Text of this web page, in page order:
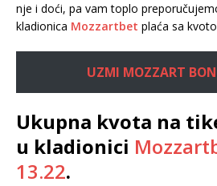
nje i doći, pa vam toplo
kladionica Mozzartbet plaća sa
UZMI MOZZART
Ukupna kvota na
u kladionici
13.22.